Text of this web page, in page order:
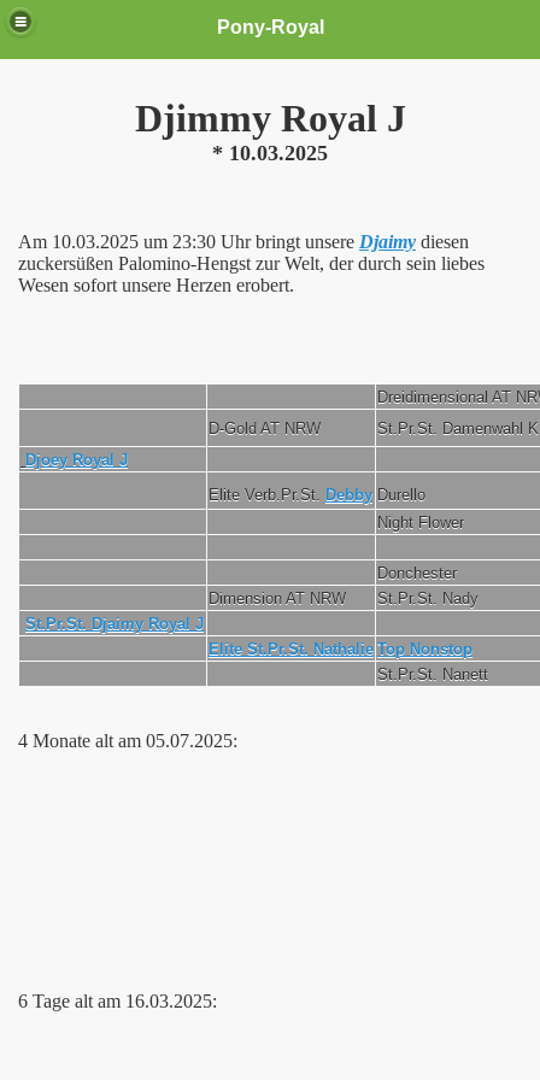
Pony-Royal
Djimmy Royal J
* 10.03.2025
Am 10.03.2025 um 23:30 Uhr bringt unsere Djaimy diesen
zuckersüßen Palomino-Hengst zur Welt, der durch sein liebes
Wesen sofort unsere Herzen erobert.
Dreidimensional AT
D-Gold AT NRW
St.Pr.St. Damenwahl
Djoey Royal J
Elite Verb.Pr.St. Debby Durello
Night Flower
Donchester
Dimension AT NRW
St.Pr.St. Nady
St.Pr.St. Djaimy Royal J
Elite St.Pr.St. Nathalie Top Nonstop
St.Pr.St. Nanett
4 Monate alt am 05.07.2025:
6 Tage alt am 16.03.2025: